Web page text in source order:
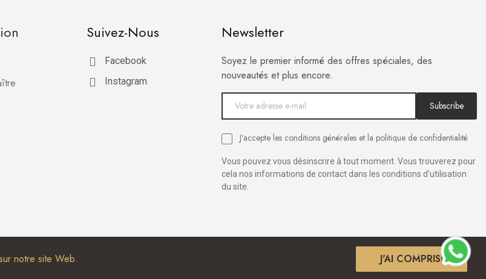
Suivez-Nous
Facebook
Instagram
Newsletter
Soyez le premier informé des offres spéciales, des
nouveautés et plus encore.
Subscribe
J'accepte les conditions générales et la politique de confidentialité
Vous pouvez vous désinscrire à tout moment. Vous trouverez pour
cela nos informations de contact dans les conditions d'utilisation
du site.
de communication HOB France Service
notre site Web. J'AI COMPRIS!